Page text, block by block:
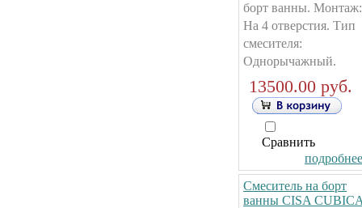
борт ванны. Монтаж:
На 4 отверстия. Тип
смесителя:
Однорычажный.
13500.00 руб.
Сравнить
Смеситель на борт
ванны CISA